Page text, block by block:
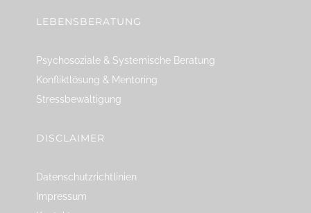
LEBENSBERATUNG
Psychosoziale & Systemische Beratung
Konfliktlösung & Mentoring
Stressbewältigung
DISCLAIMER
Datenschutzrichtlinien
Impressum